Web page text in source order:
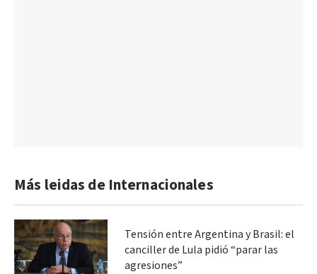
Más leidas de Internacionales
Tensión entre Argentina y Brasil: el
canciller de Lula pidió “parar las
agresiones”